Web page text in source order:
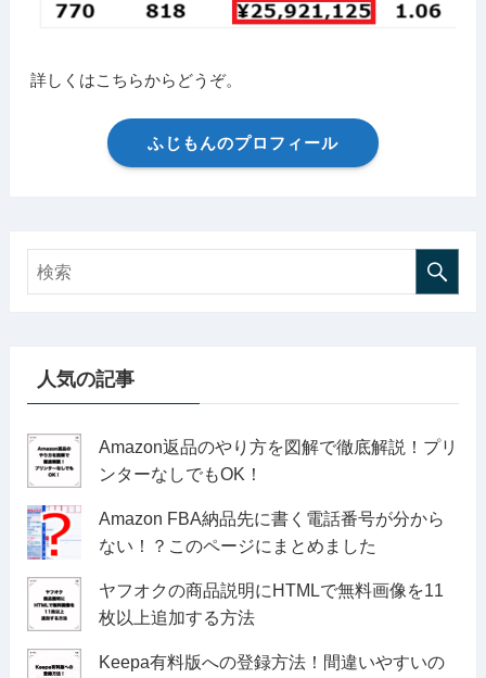
詳しくはこちらからどうぞ。
ふじもんのプロフィール
人気の記事
Amazon返品のやり方を図解で徹底解説！プリ
ンターなしでもOK！
Amazon FBA納品先に書く電話番号が分から
ない！？このページにまとめました
ヤフオクの商品説明にHTMLで無料画像を11
枚以上追加する方法
Keepa有料版への登録方法！間違いやすいの